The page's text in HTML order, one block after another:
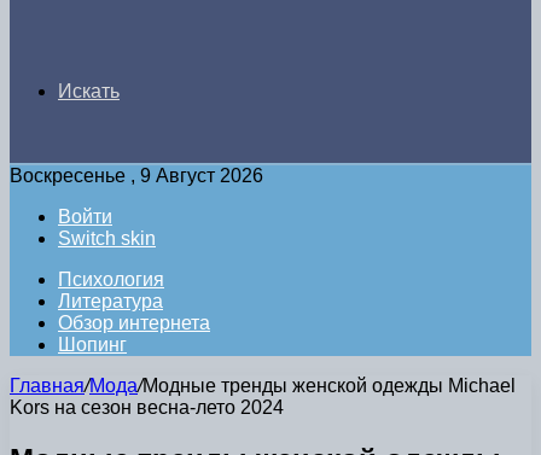
Искать
Воскресенье , 9 Август 2026
Войти
Switch skin
Психология
Литература
Обзор интернета
Шопинг
Главная/Мода/Модные тренды женской одежды Michael
Kors на сезон весна-лето 2024